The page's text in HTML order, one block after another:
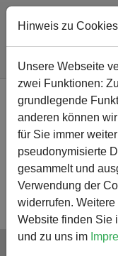
Zum Hauptinhalt
Sie sind hier:
Gymnasium
Satzung
Hinweis zu Cookies
Unsere Webseite
zwei Funktionen:
grundlegende
anderen können
für Sie immer
pseudonymisierte
gesammelt und
Verwendung der
widerrufen.
Website finden Sie
und zu uns im